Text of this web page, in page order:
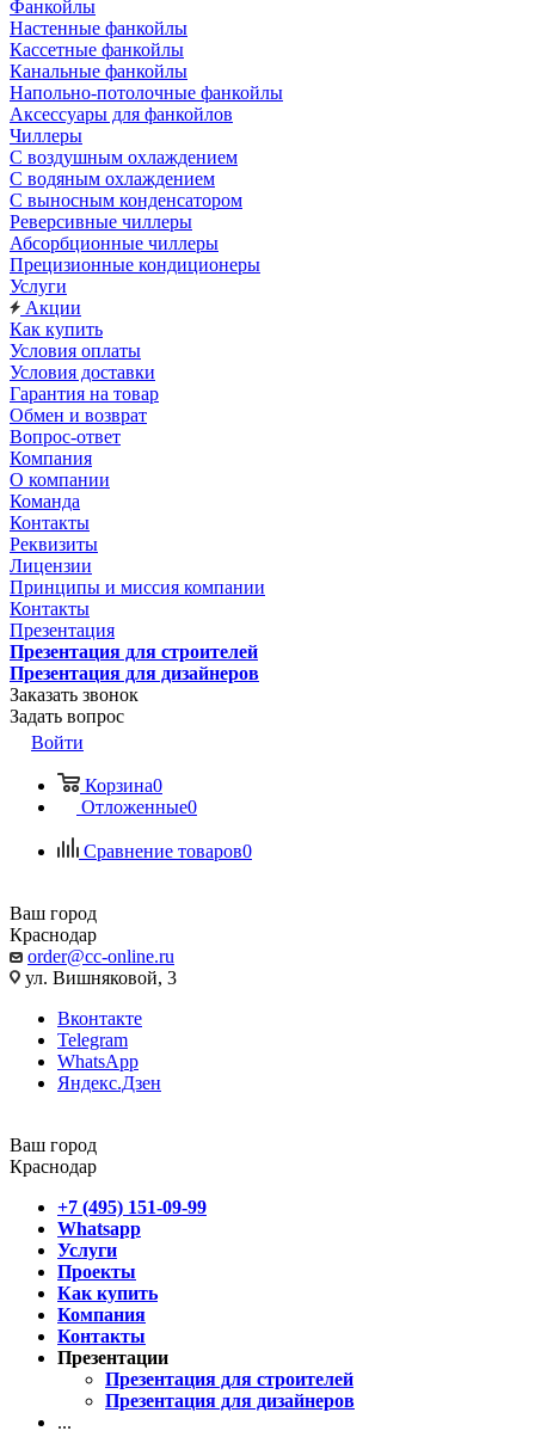
Фанкойлы
Настенные фанкойлы
Кассетные фанкойлы
Канальные фанкойлы
Напольно-потолочные фанкойлы
Аксессуары для фанкойлов
Чиллеры
С воздушным охлаждением
С водяным охлаждением
С выносным конденсатором
Реверсивные чиллеры
Абсорбционные чиллеры
Прецизионные кондиционеры
Услуги
Акции
Как купить
Условия оплаты
Условия доставки
Гарантия на товар
Обмен и возврат
Вопрос-ответ
Компания
О компании
Команда
Контакты
Реквизиты
Лицензии
Принципы и миссия компании
Контакты
Презентация
Презентация для строителей
Презентация для дизайнеров
Заказать звонок
Задать вопрос
Войти
Корзина0
Отложенные0
Сравнение товаров0
Ваш город
Краснодар
order@cc-online.ru
ул. Вишняковой, 3
Вконтакте
Telegram
WhatsApp
Яндекс.Дзен
Ваш город
Краснодар
+7 (495) 151-09-99
Whatsapp
Услуги
Проекты
Как купить
Компания
Контакты
Презентации
Презентация для строителей
Презентация для дизайнеров
...